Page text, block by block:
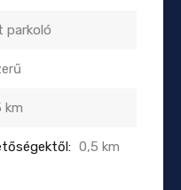
km
0,5 km